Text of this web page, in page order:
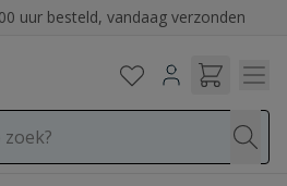
uur besteld, vandaag verzonden